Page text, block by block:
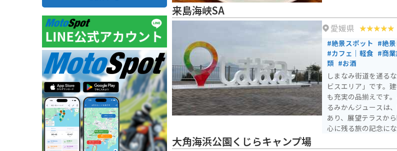
来島海峡SA
愛媛県
#絶景スポット #絶
#カフェ｜軽食 #商
類 #お酒
しまなみ街道を通る
ビスエリア」です。
も充実の品揃えです
るみかんジュースは
あり、展望テラスか
心に残る旅の記念にな
大角海浜公園くじらキャンプ場